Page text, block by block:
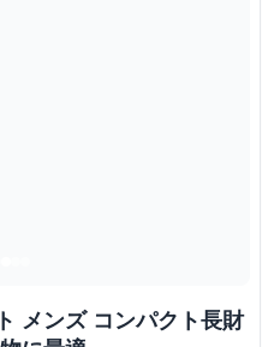
メンズ コンパクト長財